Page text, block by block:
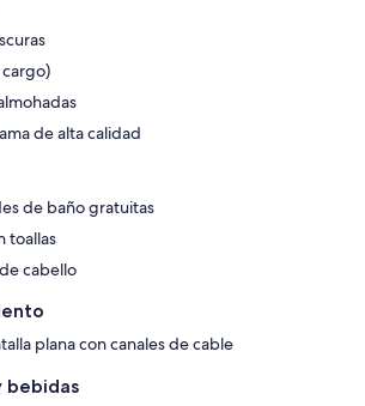
de alta calidad
de baño gratuitas
toallas
cabello
plana con canales de cable
bebidas